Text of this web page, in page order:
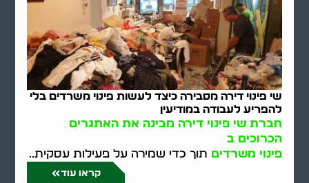
שי פינוי דירה מסבירה כיצד לעשות פינוי משרדים בלי
להפריע לעבודה במודיעין
חברת שי פינוי דירה מבינה את האתגרים
הכרוכים ב
פינוי משרדים תוך כדי שמירה על פעילות עסקית..
קראו עוד